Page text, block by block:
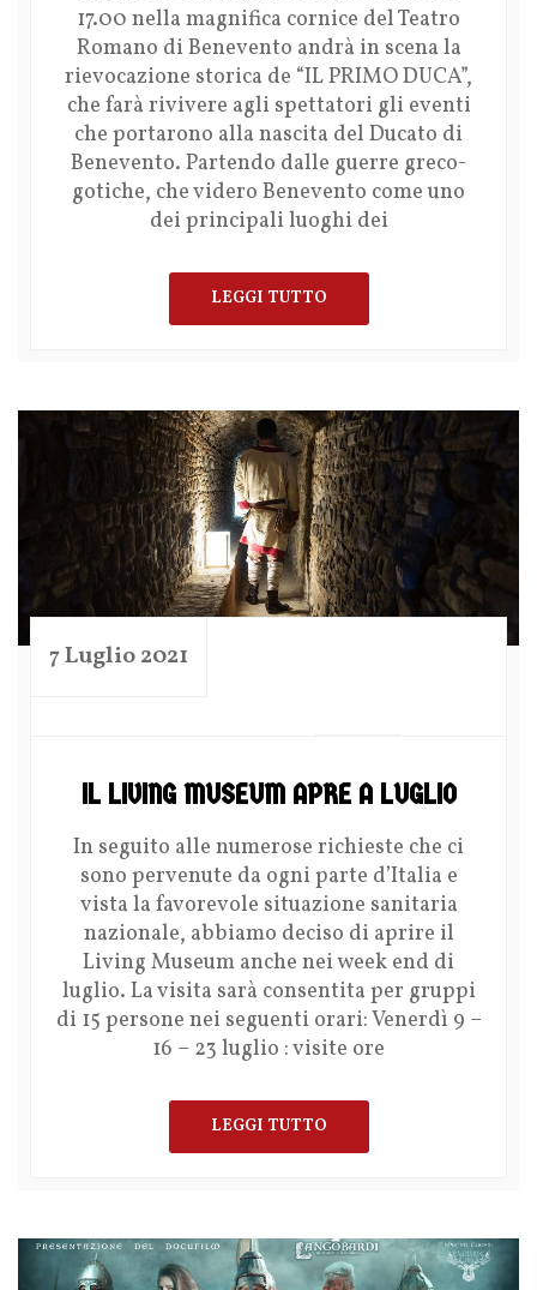
17.00 nella magnifica cornice del Teatro
Romano di Benevento andrà in scena la
rievocazione storica de “IL PRIMO DUCA”,
che farà rivivere agli spettatori gli eventi
che portarono alla nascita del Ducato di
Benevento. Partendo dalle guerre greco-
gotiche, che videro Benevento come uno
dei principali luoghi dei
LEGGI TUTTO
7 Luglio 2021
IL LIVING MUSEUM APRE A LUGLIO
In seguito alle numerose richieste che ci
sono pervenute da ogni parte d’Italia e
vista la favorevole situazione sanitaria
nazionale, abbiamo deciso di aprire il
Living Museum anche nei week end di
luglio. La visita sarà consentita per gruppi
di 15 persone nei seguenti orari: Venerdì 9 –
16 – 23 luglio : visite ore
LEGGI TUTTO